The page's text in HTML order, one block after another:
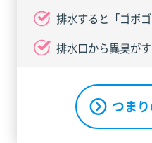
排水すると「ゴボ
排水口から異臭が
つま